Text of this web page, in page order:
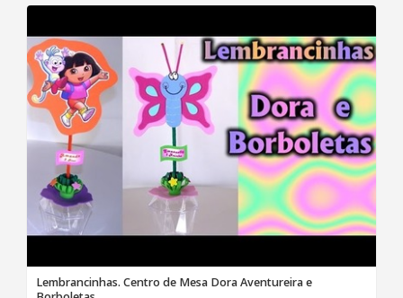
Lembrancinhas. Centro de Mesa Dora Aventureira e